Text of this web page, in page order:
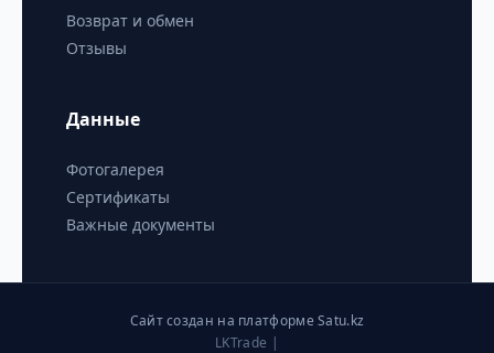
Возврат и обмен
Отзывы
Данные
Фотогалерея
Сертификаты
Важные документы
Сайт создан на платформе Satu.kz
LKTrade |